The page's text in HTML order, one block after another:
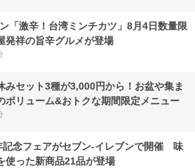
「激辛！台湾ミンチカツ」8月4日数量限
発祥の旨辛グルメが登場
みセット3種が3,000円から！お盆や集ま
ボリューム&おトクな期間限定メニュー
記念フェアがセブン-イレブンで開催 味
使った新商品21品が登場